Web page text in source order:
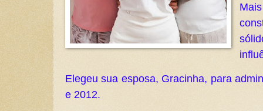
Elegeu sua esposa, Gracinha, para
e 2012.